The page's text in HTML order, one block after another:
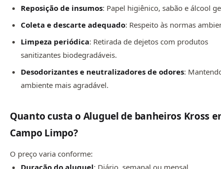
Reposição de insumos: Papel higiênico, sabão e álcool
Coleta e descarte adequado: Respeito às normas
Limpeza periódica: Retirada de dejetos com produtos
sanitizantes biodegradáveis.
Desodorizantes e neutralizadores de odores:
ambiente mais agradável.
Quanto custa o Aluguel de banheiros Kross
Campo Limpo?
O preço varia conforme: